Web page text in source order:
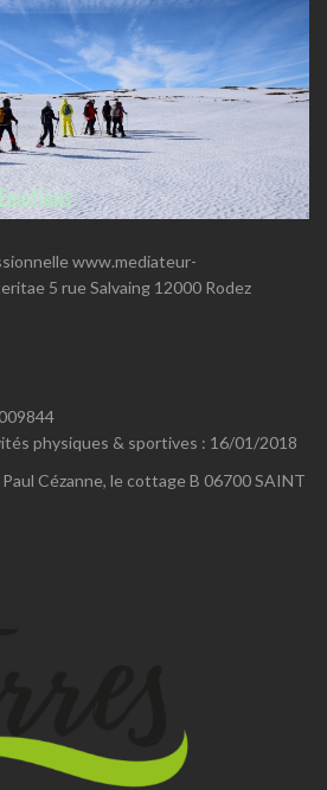
www.mediateur-
5 rue Salvaing 12000 Rodez
physiques & sportives : 16/01/2018
Cézanne, le cottage B 06700 SAINT